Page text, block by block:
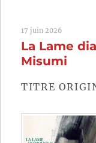
17 juin 2026
La Lame
Misumi
TITRE